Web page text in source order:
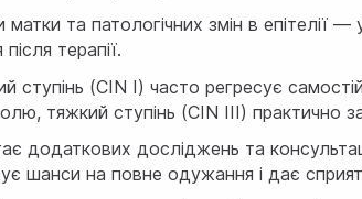
та патологічних змін в
терапії.
ступінь (CIN I) часто регресує
тяжкий ступінь (CIN III) практично
додаткових досліджень та
шанси на повне одужання і дає